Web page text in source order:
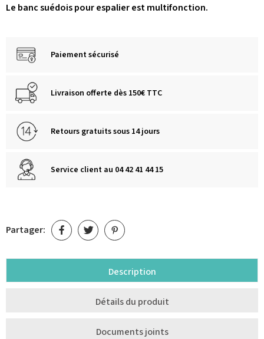
Le banc suédois pour espalier est multifonction.
Paiement sécurisé
Livraison offerte dès 150€ TTC
Retours gratuits sous 14 jours
Service client au 04 42 41 44 15
Partager:
Description
Détails du produit
Documents joints